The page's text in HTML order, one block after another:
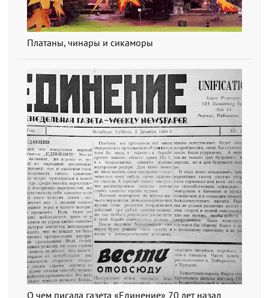
Платаны, чинары и сикаморы
О чем писала газета «Единение» 70 лет назад